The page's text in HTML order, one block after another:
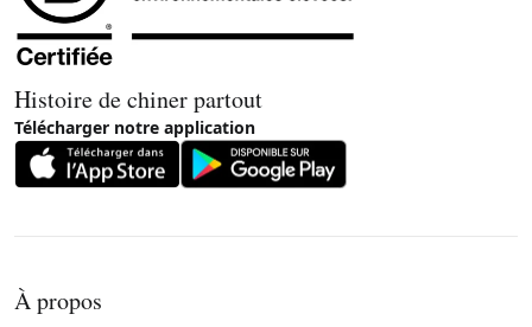
Histoire de chiner partout
Télécharger notre application
À propos